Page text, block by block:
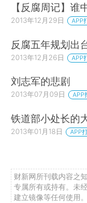
【反腐周记】谁
2013年12月29日 APP
反腐五年规划出
2013年12月26日 APP
刘志军的悲剧
2013年07月09日 APP
铁道部小处长的
2013年01月18日 APP
财新网所刊载内容之
专属所有或持有。未
建立镜像等任何使用。